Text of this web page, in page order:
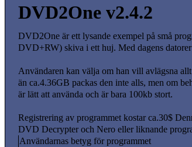
DVD2One v2.4.2
DVD2One är ett lysande exempel på små
DVD+RW) skiva i ett huj. Med dagens
Användaren kan välja om han vill avlägsna
än ca.4.36GB packas den inte alls, men om
är lätt att använda och är bara 100kb stort.
Registrering av programmet kostar ca.30$
DVD Decrypter och Nero eller liknande
Användarnas betyg för programmet